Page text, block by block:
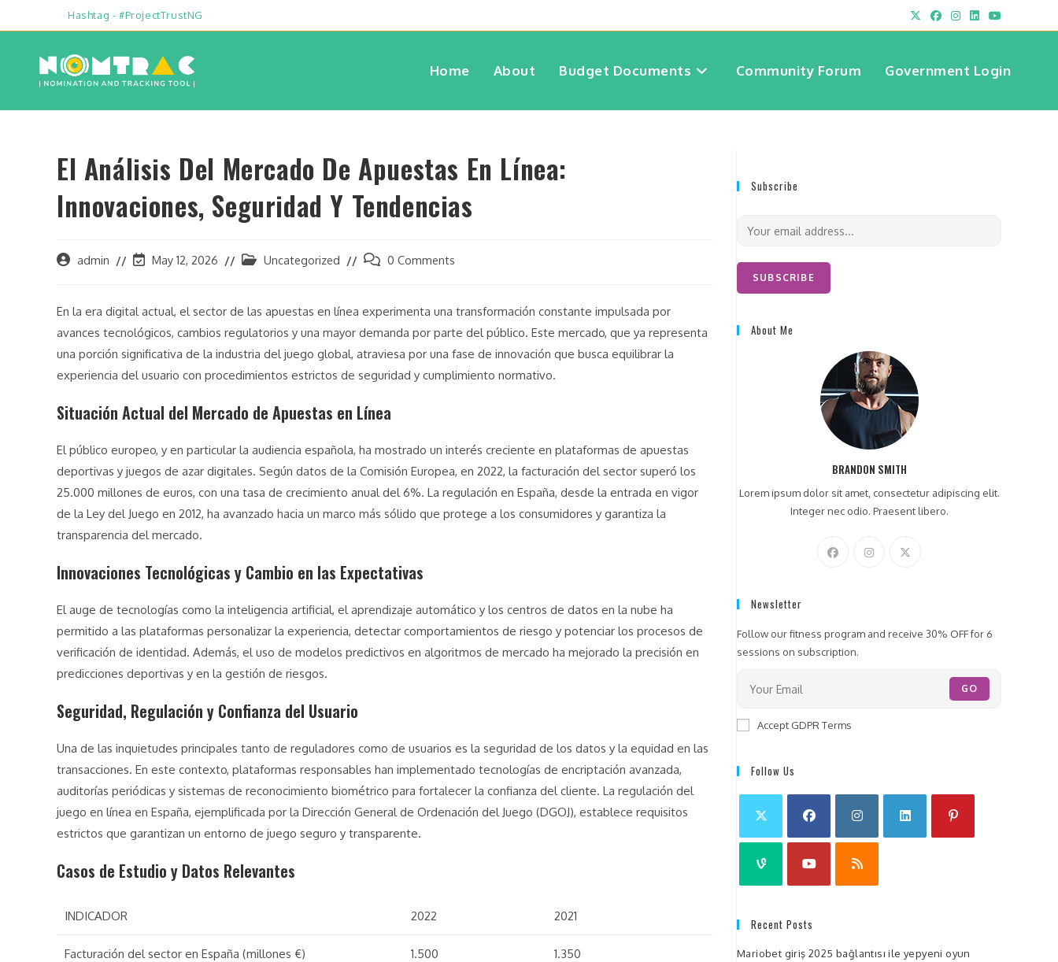
Hashtag - #ProjectTrustNG
Home About Budget Documents Community Forum Government Login
El Análisis Del Mercado De Apuestas En Línea:
Innovaciones, Seguridad Y Tendencias
admin May 12, 2026 Uncategorized 0 Comments
En la era digital actual, el sector de las apuestas en línea experimenta una transformación constante impulsada por
avances tecnológicos, cambios regulatorios y una mayor demanda por parte del público. Este mercado, que ya representa
una porción significativa de la industria del juego global, atraviesa por una fase de innovación que busca equilibrar la
experiencia del usuario con procedimientos estrictos de seguridad y cumplimiento normativo.
Situación Actual del Mercado de Apuestas en Línea
El público europeo, y en particular la audiencia española, ha mostrado un interés creciente en plataformas de apuestas
deportivas y juegos de azar digitales. Según datos de la Comisión Europea, en 2022, la facturación del sector superó los
25.000 millones de euros, con una tasa de crecimiento anual del 6%. La regulación en España, desde la entrada en vigor
de la Ley del Juego en 2012, ha avanzado hacia un marco más sólido que protege a los consumidores y garantiza la
transparencia del mercado.
Innovaciones Tecnológicas y Cambio en las Expectativas
El auge de tecnologías como la inteligencia artificial, el aprendizaje automático y los centros de datos en la nube ha
permitido a las plataformas personalizar la experiencia, detectar comportamientos de riesgo y potenciar los procesos de
verificación de identidad. Además, el uso de modelos predictivos en algoritmos de mercado ha mejorado la precisión en
predicciones deportivas y en la gestión de riesgos.
Seguridad, Regulación y Confianza del Usuario
Una de las inquietudes principales tanto de reguladores como de usuarios es la seguridad de los datos y la equidad en las
transacciones. En este contexto, plataformas responsables han implementado tecnologías de encriptación avanzada,
auditorías periódicas y sistemas de reconocimiento biométrico para fortalecer la confianza del cliente. La regulación del
juego en línea en España, ejemplificada por la Dirección General de Ordenación del Juego (DGOJ), establece requisitos
estrictos que garantizan un entorno de juego seguro y transparente.
Casos de Estudio y Datos Relevantes
INDICADOR 2022 2021
Facturación del sector en España (millones €) 1.500 1.350
Subscribe
l
SUBSCRIBE
About Me
BRANDON SMITH
Lorem ipsum dolor sit amet, consectetur adipiscing elit.
Integer nec odio. Praesent libero.
Newsletter
Follow our fitness program and receive 30% OFF for 6
sessions on subscription.
GO
Accept GDPR Terms
Follow Us
Recent Posts
Mariobet giriş 2025 bağlantısı ile yepyeni oyun